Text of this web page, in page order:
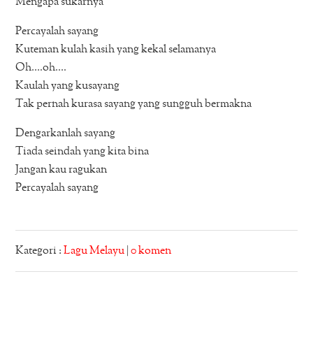
Percayalah sayang
Kuteman kulah kasih yang kekal selamanya
Oh….oh….
Kaulah yang kusayang
Tak pernah kurasa sayang yang sungguh bermakna
Dengarkanlah sayang
Tiada seindah yang kita bina
Jangan kau ragukan
Percayalah sayang
Kategori :Lagu Melayu |0 komen